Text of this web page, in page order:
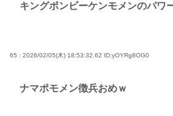
キングボンビーケンモメンのパワ
65 : 2026/02/05(木) 18:53:32.62 ID:yOYRg8OG0
ナマポモメン徴兵おめｗ